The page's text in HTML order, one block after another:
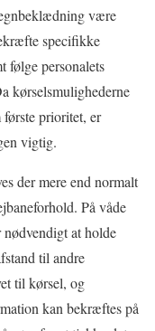
være
specifikke
følge personalets
kørselsmulighederne
prioritet, er
vigtig.
der mere end normalt
På våde
at holde
til andre
til kørsel, og
kan bekræftes på